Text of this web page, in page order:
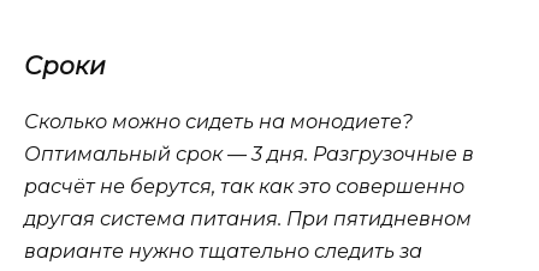
Сроки
Сколько можно сидеть на монодиете?
Оптимальный срок — 3 дня. Разгрузочные в
расчёт не берутся, так как это совершенно
другая система питания. При пятидневном
варианте нужно тщательно следить за